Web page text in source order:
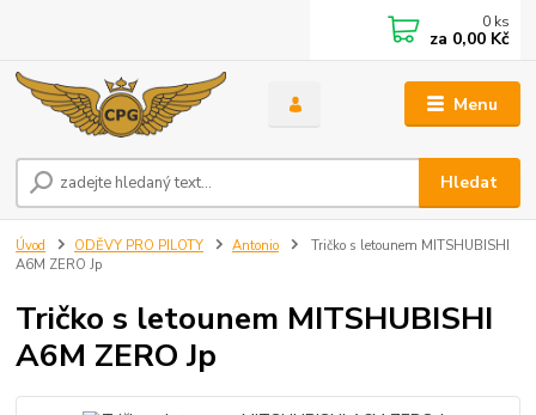
Menu
Hledat
0 ks
za 0,00 Kč
Úvod ODĚVY PRO PILOTY Antonio
Tričko s letounem MITSHUBISHI
A6M ZERO Jp
Tričko s letounem MITSHUBISHI
A6M ZERO Jp